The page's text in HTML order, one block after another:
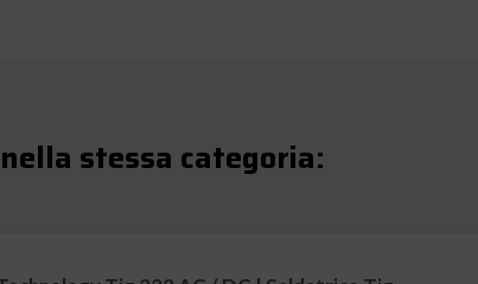
stessa categoria: